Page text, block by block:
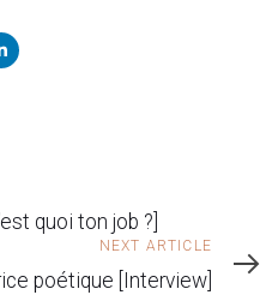
quoi ton job ?]
NEXT ARTICLE
poétique [Interview]